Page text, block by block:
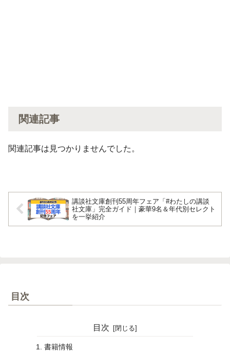
関連記事
関連記事は見つかりませんでした。
講談社文庫創刊55周年フェア「#わたしの講談
社文庫」完全ガイド｜豪華9名＆年代別セレクト
を一挙紹介
目次
目次
書籍情報